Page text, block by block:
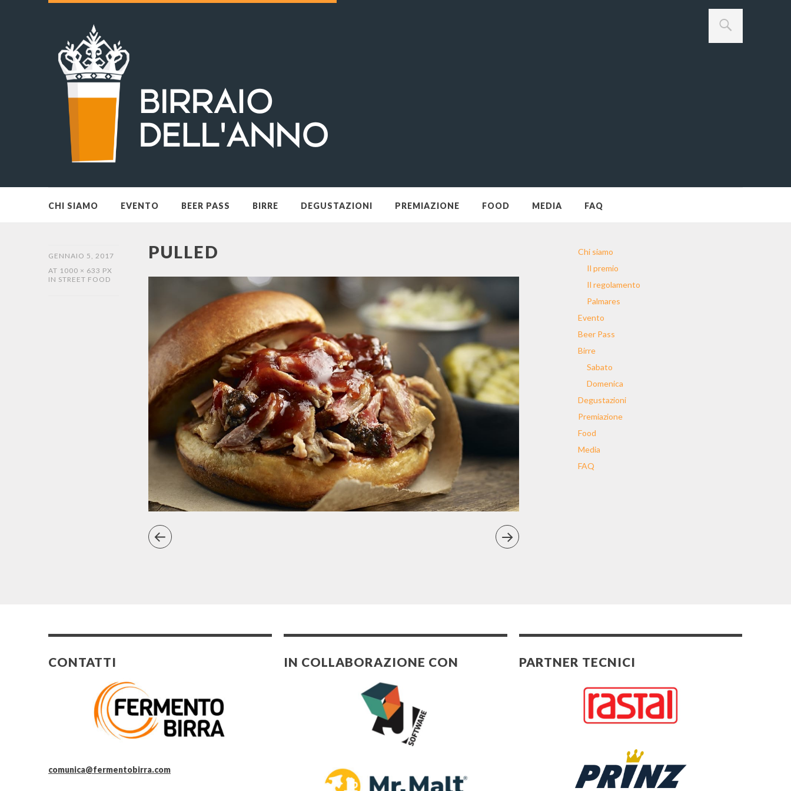
CHI SIAMO EVENTO BEER PASS BIRRE DEGUSTAZIONI PREMIAZIONE FOOD MEDIA FAQ
GENNAIO 5, 2017
AT 1000 × 633 PX
IN STREET FOOD
PULLED
Chi siamo
Il premio
Il regolamento
Palmares
Evento
Beer Pass
Birre
Sabato
Domenica
Degustazioni
Premiazione
Food
Media
FAQ
CONTATTI
comunica@fermentobirra.com
IN COLLABORAZIONE CON PARTNER TECNICI